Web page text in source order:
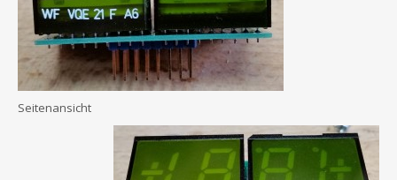
Seitenansicht